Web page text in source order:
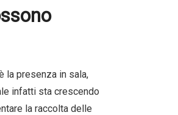
la presenza in sala,
infatti sta crescendo
la raccolta delle